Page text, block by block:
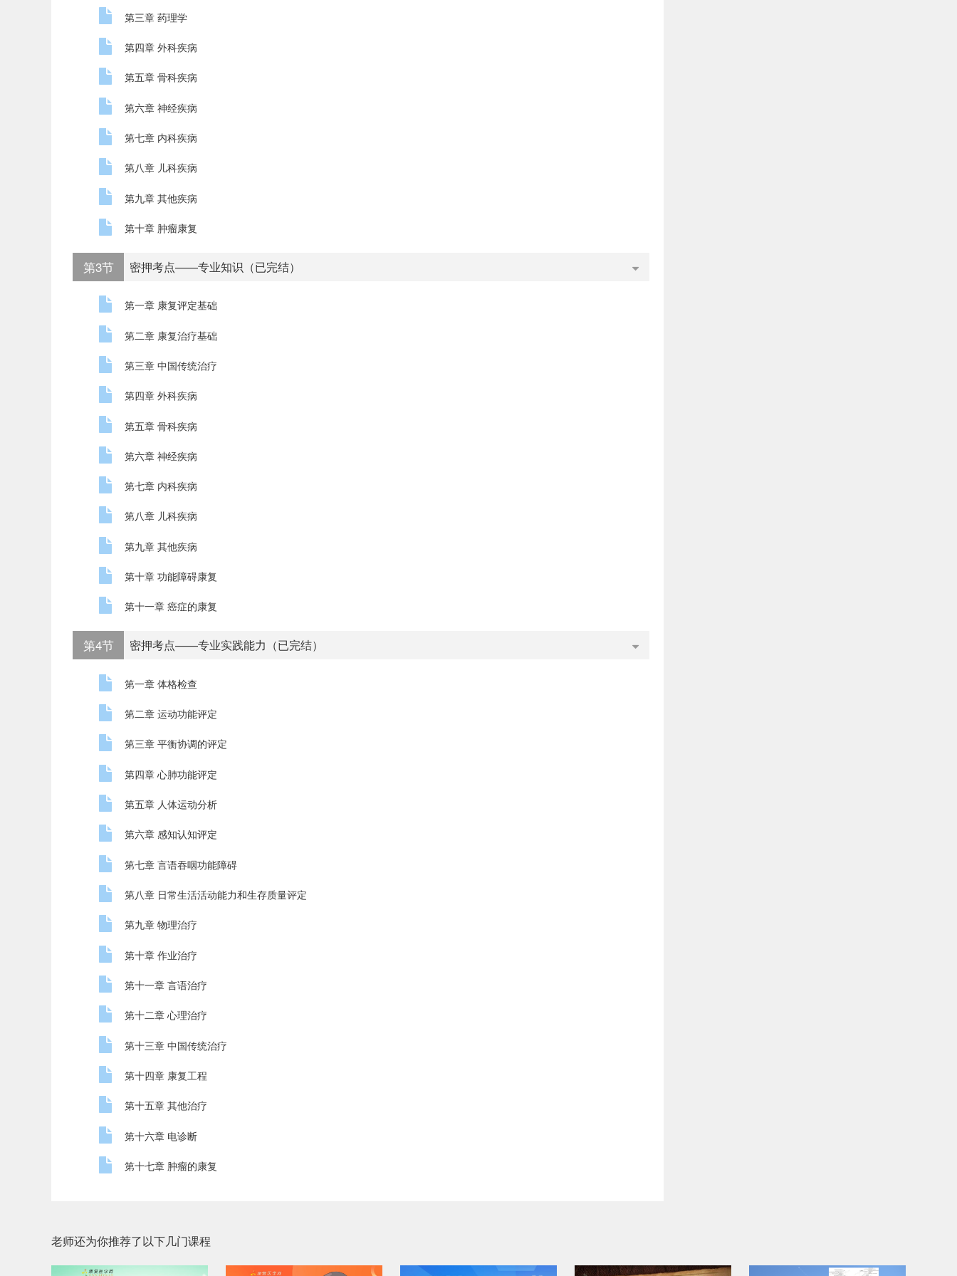
第三章 药理学
第四章 外科疾病
第五章 骨科疾病
第六章 神经疾病
第七章 内科疾病
第八章 儿科疾病
第九章 其他疾病
第十章 肿瘤康复
第3节 密押考点——专业知识（已完结）
第一章 康复评定基础
第二章 康复治疗基础
第三章 中国传统治疗
第四章 外科疾病
第五章 骨科疾病
第六章 神经疾病
第七章 内科疾病
第八章 儿科疾病
第九章 其他疾病
第十章 功能障碍康复
第十一章 癌症的康复
第4节 密押考点——专业实践能力（已完结）
第一章 体格检查
第二章 运动功能评定
第三章 平衡协调的评定
第四章 心肺功能评定
第五章 人体运动分析
第六章 感知认知评定
第七章 言语吞咽功能障碍
第八章 日常生活活动能力和生存质量评定
第九章 物理治疗
第十章 作业治疗
第十一章 言语治疗
第十二章 心理治疗
第十三章 中国传统治疗
第十四章 康复工程
第十五章 其他治疗
第十六章 电诊断
第十七章 肿瘤的康复
老师还为你推荐了以下几门课程